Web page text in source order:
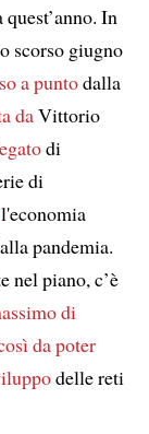
In
scorso giugno
a puntodalla
daVittorio
di
di
pandemia.
nel piano, c’è
di
da poter
delle reti